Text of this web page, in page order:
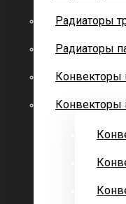
Радиаторы
Радиаторы
Конвекторы
Конвекторы